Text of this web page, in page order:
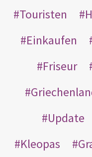
Touristen
Einkaufen
Friseur
Update
Kleopas